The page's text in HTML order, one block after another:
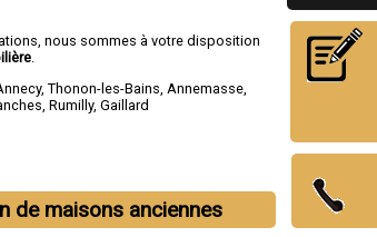
nous sommes à votre disposition
,Thonon-les-Bains Annemasse
,Rumilly,Gaillard
de maisons anciennes